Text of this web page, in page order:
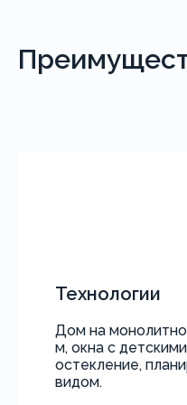
Технологии
Дом на
м, окна с
остекление,
видом.